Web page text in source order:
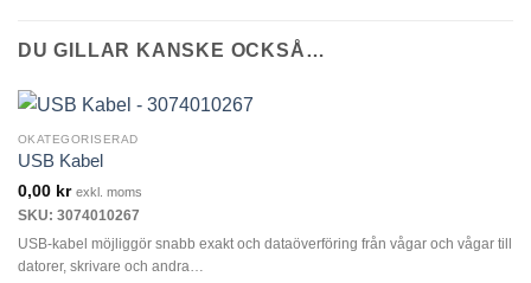
DU GILLAR KANSKE OCKSÅ…
OKATEGORISERAD
USB Kabel
0,00 kr exkl. moms
SKU: 3074010267
USB-kabel möjliggör snabb exakt och dataöverföring från vågar och vågar till
datorer, skrivare och andra…